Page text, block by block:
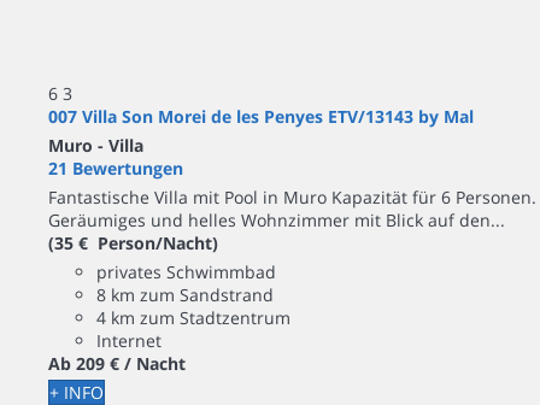
6 3
007 Villa Son Morei de les Penyes ETV/13143 by Mal
Muro - Villa
21 Bewertungen
Fantastische Villa mit Pool in Muro Kapazität für 6 Personen.
Geräumiges und helles Wohnzimmer mit Blick auf den...
(35 € Person/Nacht)
privates Schwimmbad
8 km zum Sandstrand
4 km zum Stadtzentrum
Internet
Ab 209 € / Nacht
+ INFO